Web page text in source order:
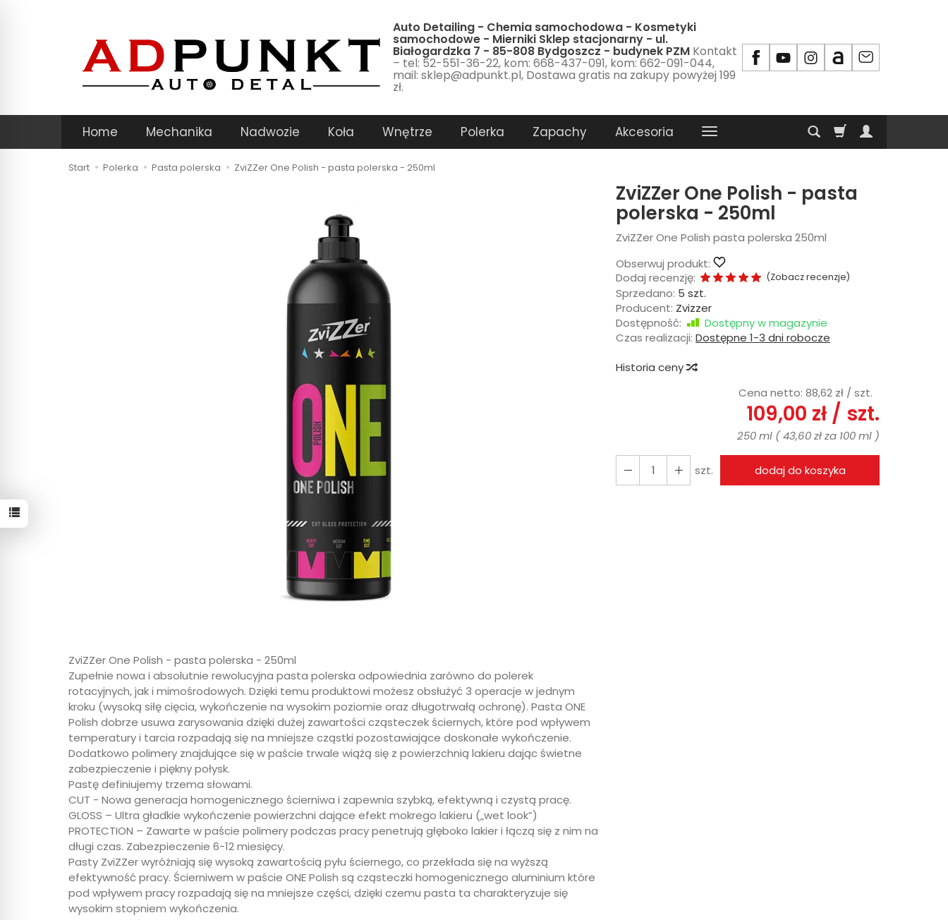
Auto Detailing - Chemia samochodowa - Kosmetyki
samochodowe - Mierniki Sklep stacjonarny - ul.
Białogardzka 7 - 85-808 Bydgoszcz - budynek PZM Kontakt
– tel: 52-551-36-22, kom: 668-437-091, kom: 662-091-044,
mail: sklep@adpunkt.pl, Dostawa gratis na zakupy powyżej 199
zł.
Home Mechanika Nadwozie Koła Wnętrze Polerka Zapachy Akcesoria
Start Polerka Pasta polerska ZviZZer One Polish - pasta polerska - 250ml
ZviZZer One Polish - pasta
polerska - 250ml
ZviZZer One Polish pasta polerska 250ml
Obserwuj produkt:
Dodaj recenzję:
(Zobacz recenzje)
Sprzedano: 5 szt.
Producent: Zvizzer
Dostępność:
Dostępny w magazynie
Czas realizacji: Dostępne 1-3 dni robocze
Historia ceny
Cena netto: 88,62 zł / szt.
109,00 zł / szt.
250 ml (43,60 złza 100 ml )
szt. dodaj do koszyka
ZviZZer One Polish - pasta polerska - 250ml
Zupełnie nowa i absolutnie rewolucyjna pasta polerska odpowiednia zarówno do polerek
rotacyjnych, jak i mimośrodowych. Dzięki temu produktowi możesz obsłużyć 3 operacje w jednym
kroku (wysoką siłę cięcia, wykończenie na wysokim poziomie oraz długotrwałą ochronę). Pasta ONE
Polish dobrze usuwa zarysowania dzięki dużej zawartości cząsteczek ściernych, które pod wpływem
temperatury i tarcia rozpadają się na mniejsze cząstki pozostawiające doskonałe wykończenie.
Dodatkowo polimery znajdujące się w paście trwale wiążą się z powierzchnią lakieru dając świetne
zabezpieczenie i piękny połysk.
Pastę definiujemy trzema słowami.
CUT - Nowa generacja homogenicznego ścierniwa i zapewnia szybką, efektywną i czystą pracę.
GLOSS – Ultra gładkie wykończenie powierzchni dające efekt mokrego lakieru („wet look”)
PROTECTION – Zawarte w paście polimery podczas pracy penetrują głęboko lakier i łączą się z nim na
długi czas. Zabezpieczenie 6-12 miesięcy.
Pasty ZviZZer wyróżniają się wysoką zawartością pyłu ściernego, co przekłada się na wyższą
efektywność pracy. Ścierniwem w paście ONE Polish są cząsteczki homogenicznego aluminium które
pod wpływem pracy rozpadają się na mniejsze części, dzięki czemu pasta ta charakteryzuje się
wysokim stopniem wykończenia.